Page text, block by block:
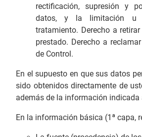
rectificación, supresión y
datos, y la limitación u
tratamiento. Derecho a
prestado. Derecho a
de Control.
En el supuesto en que sus datos
sido obtenidos directamente de
además de la información indicada
En la información básica (1ª capa,